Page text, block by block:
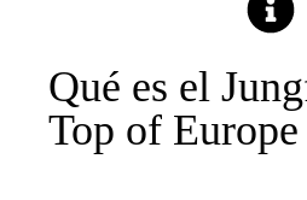
Qué es el
Top of